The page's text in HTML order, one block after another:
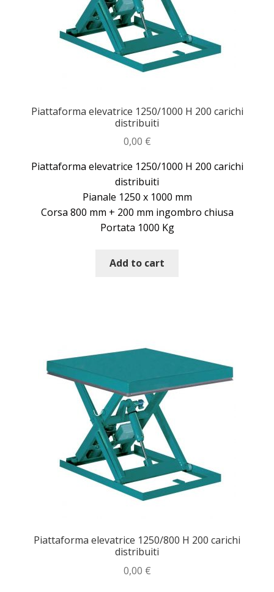
Piattaforma elevatrice 1250/1000 H 200 carichi
distribuiti
0,00 €
Piattaforma elevatrice 1250/1000 H 200 carichi
distribuiti
Pianale 1250 x 1000 mm
Corsa 800 mm + 200 mm ingombro chiusa
Portata 1000 Kg
Add to cart
Piattaforma elevatrice 1250/800 H 200 carichi
distribuiti
0,00 €